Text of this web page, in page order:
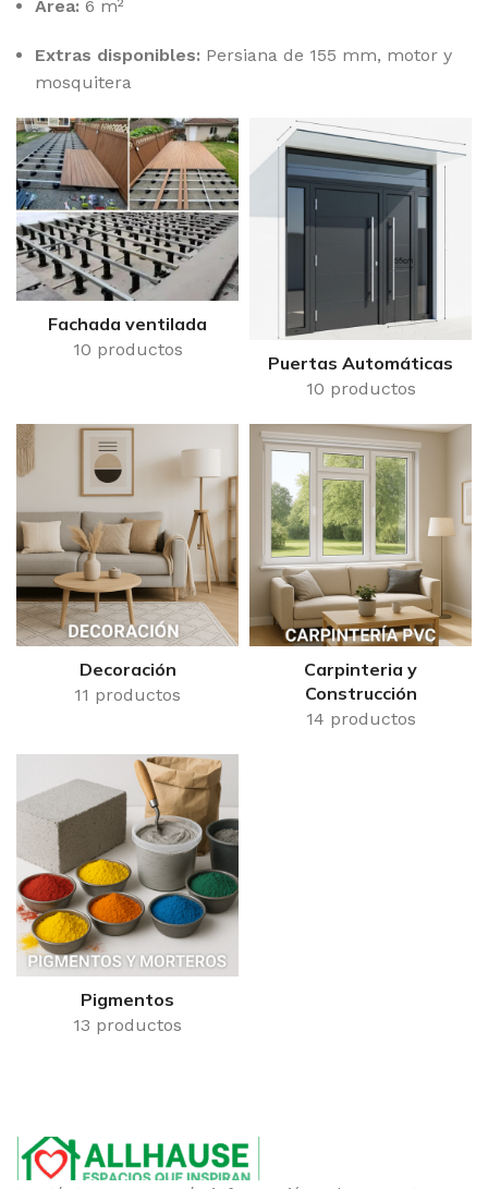
Área: 6 m²
Extras disponibles: Persiana de 155 mm, motor y
mosquitera
Fachada ventilada
10 productos
Puertas Automáticas
10 productos
Decoración
11 productos
Carpinteria y
Construcción
14 productos
Pigmentos
13 productos